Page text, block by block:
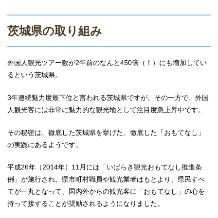
茨城県の取り組み
外国人観光ツアー数が2年前のなんと450倍（！）にも増加してい
るという茨城県。
3年連続魅力度最下位と言われる茨城県ですが、その一方で、外国
人観光客には非常に魅力的な観光地として注目度急上昇中です。
その秘密は、徹底した茨城県を挙げた、徹底した「おもてなし」
の実践にあるようです。
平成26年（2014年）11月には「いばらき観光おもてなし推進条
例」が施行され、県市町村職員や観光業者はもとより、県民すべ
てが一丸となって、国内外からの観光客に「おもてなし」の心を
持って接することが奨励されるようになりました。